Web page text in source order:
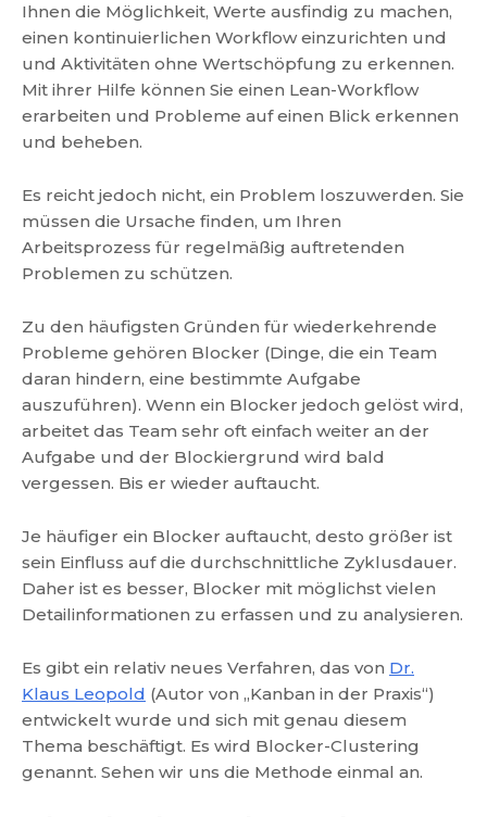
Ihnen die Möglichkeit, Werte ausfindig zu machen,
einen kontinuierlichen Workflow einzurichten und
und Aktivitäten ohne Wertschöpfung zu erkennen.
Mit ihrer Hilfe können Sie einen Lean-Workflow
erarbeiten und Probleme auf einen Blick erkennen
und beheben.
Es reicht jedoch nicht, ein Problem loszuwerden. Sie
müssen die Ursache finden, um Ihren
Arbeitsprozess für regelmäßig auftretenden
Problemen zu schützen.
Zu den häufigsten Gründen für wiederkehrende
Probleme gehören Blocker (Dinge, die ein Team
daran hindern, eine bestimmte Aufgabe
auszuführen). Wenn ein Blocker jedoch gelöst wird,
arbeitet das Team sehr oft einfach weiter an der
Aufgabe und der Blockiergrund wird bald
vergessen. Bis er wieder auftaucht.
Je häufiger ein Blocker auftaucht, desto größer ist
sein Einfluss auf die durchschnittliche Zyklusdauer.
Daher ist es besser, Blocker mit möglichst vielen
Detailinformationen zu erfassen und zu analysieren.
Es gibt ein relativ neues Verfahren, das von Dr.
Klaus Leopold (Autor von „Kanban in der Praxis“)
entwickelt wurde und sich mit genau diesem
Thema beschäftigt. Es wird Blocker-Clustering
genannt. Sehen wir uns die Methode einmal an.